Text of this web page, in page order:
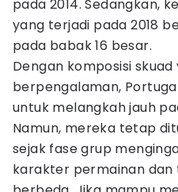
pada 2014. Sedangkan,
yang terjadi pada 2018
pada babak 16 besar.
Dengan komposisi
berpengalaman,
untuk melangkah jauh
Namun, mereka tetap
sejak fase grup
karakter permainan